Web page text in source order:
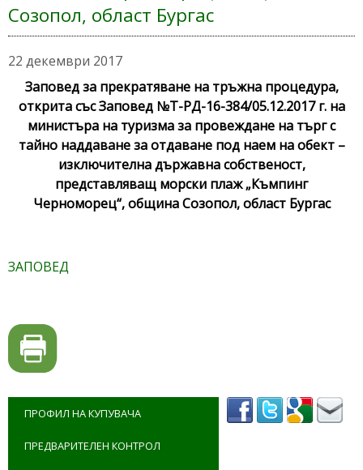
Созопол, област Бургас
22 декември 2017
Заповед за прекратяване на тръжна процедура,
открита със Заповед №Т-РД-16-384/05.12.2017 г. на
министъра на туризма за провеждане на търг с
тайно наддаване за отдаване под наем на обект –
изключителна държавна собственост,
представляващ морски плаж „Къмпинг
Черноморец“, община Созопол, област Бургас
ЗАПОВЕД
ПРОФИЛ НА КУПУВАЧА
ПРЕДВАРИТЕЛЕН КОНТРОЛ